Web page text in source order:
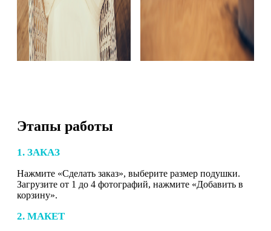
Этапы работы
1. ЗАКАЗ
Нажмите «Сделать заказ», выберите размер подушки.
Загрузите от 1 до 4 фотографий, нажмите «Добавить в
корзину».
2. МАКЕТ